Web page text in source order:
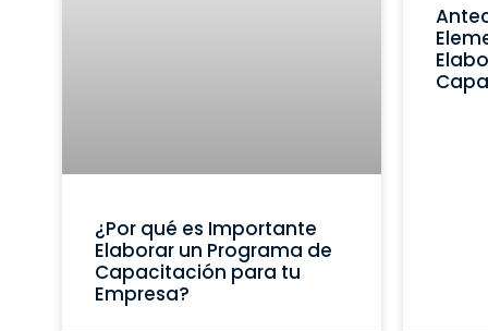
¿Por qué es Importante
Elaborar un Programa de
Capacitación para tu
Empresa?